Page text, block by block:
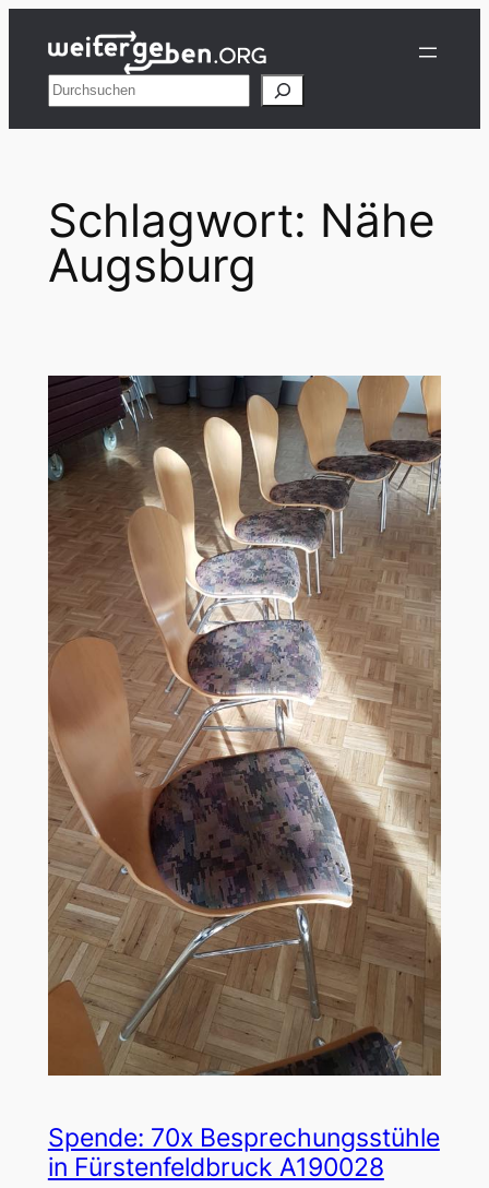
Inhalt
springenSuchen
Schlagwort: Nähe
Augsburg
Spende: 70x Besprechungsstühle
in Fürstenfeldbruck A190028